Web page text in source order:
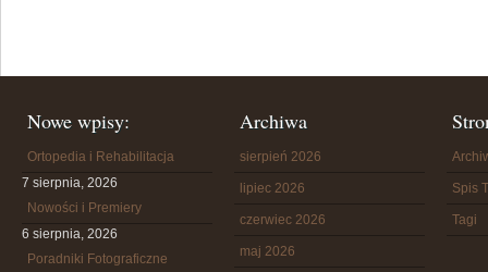
Nowe wpisy:
Ortopedia i Rehabilitacja
7 sierpnia, 2026
Nowości i Premiery
6 sierpnia, 2026
Poradniki Fotograficzne
Archiwa
sierpień 2026
lipiec 2026
czerwiec 2026
maj 2026
Spis
Tagi